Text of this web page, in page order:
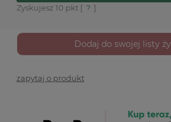
Zyskujesz 10 pkt [ ? ]
Dodaj do swojej listy
zapytaj o produkt